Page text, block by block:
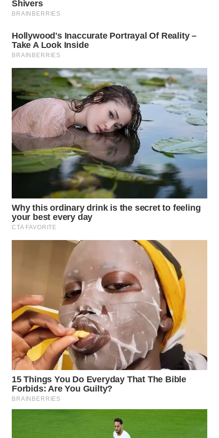
WN
PRIANGAN
WN
WN
SOLO
WN
BOROBUDUR
WN
MADURA
WN
SURABAYA
WN
MANDALIKA
WN
LIKUPANG
WN
LABUANBAJO
BORNEO